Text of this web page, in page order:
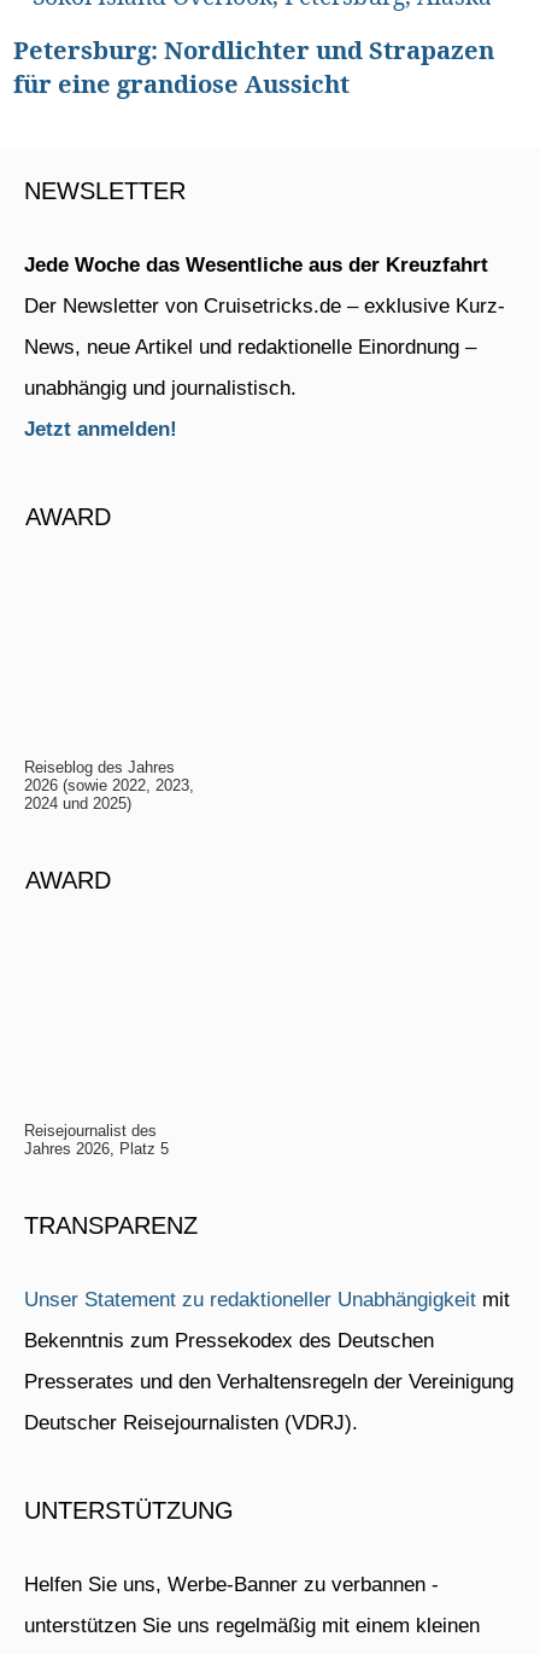
Petersburg: Nordlichter und Strapazen
für eine grandiose Aussicht
NEWSLETTER
Jede Woche das Wesentliche aus der Kreuzfahrt
Der Newsletter von Cruisetricks.de – exklusive Kurz-
News, neue Artikel und redaktionelle Einordnung –
unabhängig und journalistisch.
Jetzt anmelden!
AWARD
Reiseblog des Jahres
2026 (sowie 2022, 2023,
2024 und 2025)
AWARD
Reisejournalist des
Jahres 2026, Platz 5
TRANSPARENZ
Unser Statement zu redaktioneller Unabhängigkeit mit
Bekenntnis zum Pressekodex des Deutschen
Presserates und den Verhaltensregeln der Vereinigung
Deutscher Reisejournalisten (VDRJ).
UNTERSTÜTZUNG
Helfen Sie uns, Werbe-Banner zu verbannen -
unterstützen Sie uns regelmäßig mit einem kleinen